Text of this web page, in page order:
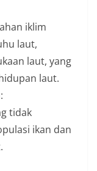
iklim
laut,
laut, yang
laut.
tidak
ikan dan